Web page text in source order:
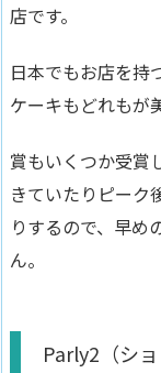
店です。
日本でもお店を持
ケーキもどれもが
賞もいくつか受賞
きていたりピーク
りするので、早め
ん。
Parly2（シ